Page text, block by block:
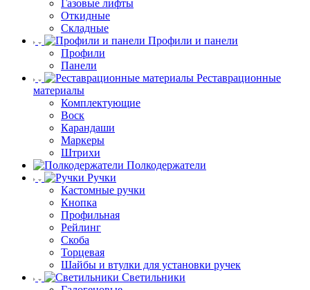
Газовые лифты
Откидные
Складные
Профили и панели
Профили
Панели
Реставрационные
материалы
Комплектующие
Воск
Карандаши
Маркеры
Штрихи
Полкодержатели
Ручки
Кастомные ручки
Кнопка
Профильная
Рейлинг
Скоба
Торцевая
Шайбы и втулки для установки ручек
Светильники